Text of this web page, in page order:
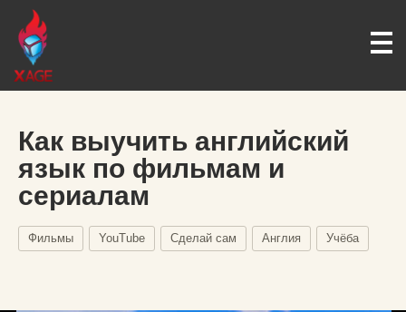
Как выучить английский
язык по фильмам и
сериалам
Фильмы YouTube Сделай сам Англия Учёба